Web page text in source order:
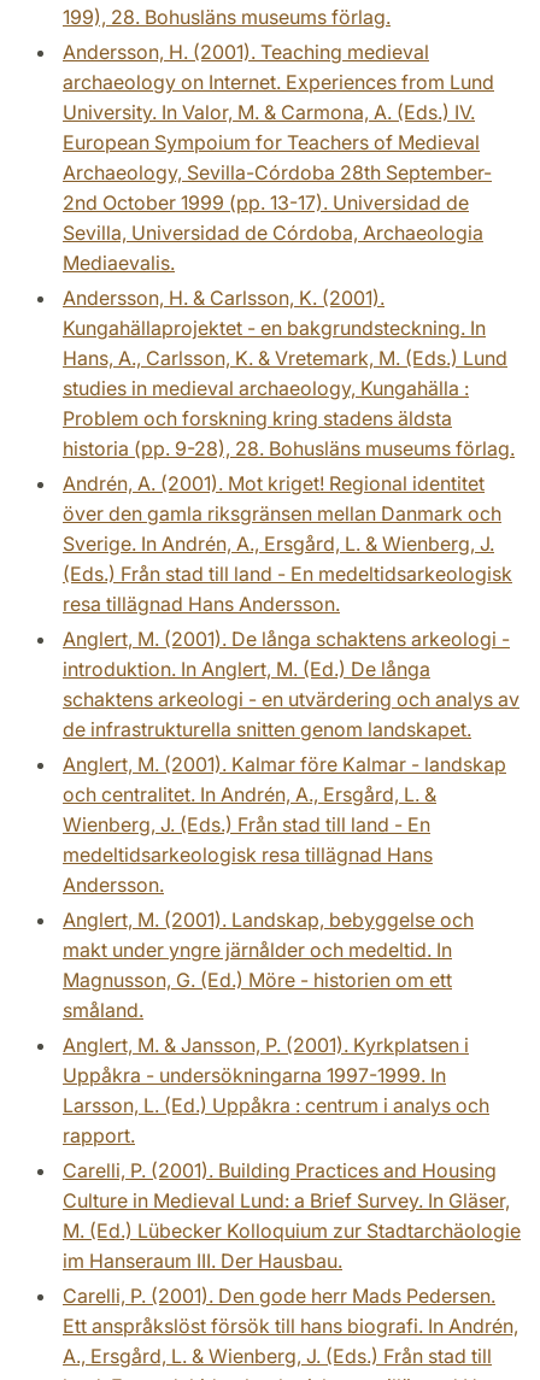
199), 28. Bohusläns museums förlag.
Andersson, H. (2001). Teaching medieval
archaeology on Internet. Experiences from Lund
University. In Valor, M. & Carmona, A. (Eds.) IV.
European Sympoium for Teachers of Medieval
Archaeology, Sevilla-Córdoba 28th September-
2nd October 1999 (pp. 13-17). Universidad de
Sevilla, Universidad de Córdoba, Archaeologia
Mediaevalis.
Andersson, H. & Carlsson, K. (2001).
Kungahällaprojektet - en bakgrundsteckning. In
Hans, A., Carlsson, K. & Vretemark, M. (Eds.) Lund
studies in medieval archaeology, Kungahälla :
Problem och forskning kring stadens äldsta
historia (pp. 9-28), 28. Bohusläns museums förlag.
Andrén, A. (2001). Mot kriget! Regional identitet
över den gamla riksgränsen mellan Danmark och
Sverige. In Andrén, A., Ersgård, L. & Wienberg, J.
(Eds.) Från stad till land - En medeltidsarkeologisk
resa tillägnad Hans Andersson.
Anglert, M. (2001). De långa schaktens arkeologi -
introduktion. In Anglert, M. (Ed.) De långa
schaktens arkeologi - en utvärdering och analys av
de infrastrukturella snitten genom landskapet.
Anglert, M. (2001). Kalmar före Kalmar - landskap
och centralitet. In Andrén, A., Ersgård, L. &
Wienberg, J. (Eds.) Från stad till land - En
medeltidsarkeologisk resa tillägnad Hans
Andersson.
Anglert, M. (2001). Landskap, bebyggelse och
makt under yngre järnålder och medeltid. In
Magnusson, G. (Ed.) Möre - historien om ett
småland.
Anglert, M. & Jansson, P. (2001). Kyrkplatsen i
Uppåkra - undersökningarna 1997-1999. In
Larsson, L. (Ed.) Uppåkra : centrum i analys och
rapport.
Carelli, P. (2001). Building Practices and Housing
Culture in Medieval Lund: a Brief Survey. In Gläser,
M. (Ed.) Lübecker Kolloquium zur Stadtarchäologie
im Hanseraum III. Der Hausbau.
Carelli, P. (2001). Den gode herr Mads Pedersen.
Ett anspråkslöst försök till hans biografi. In Andrén,
A., Ersgård, L. & Wienberg, J. (Eds.) Från stad till